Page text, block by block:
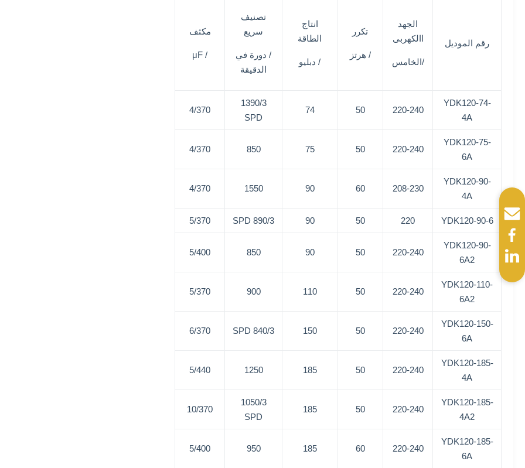
رقم الموديل
الجهد
االكهربى
/الخامس
تكرر
/ هرتز
انتاج
الطاقة
/ دبليو
تصنيف
سريع
/ دورة في
الدقيقة
مكثف
/ μF
YDK120-74-
4A
220-240
50
74
1390/3
SPD
4/370
YDK120-75-
6A
220-240
50
75
850
4/370
YDK120-90-
4A
208-230
60
90
1550
4/370
YDK120-90-6
220
50
90
890/3 SPD
5/370
YDK120-90-
6A2
220-240
50
90
850
5/400
YDK120-110-
6A2
220-240
50
110
900
5/370
YDK120-150-
6A
220-240
50
150
840/3 SPD
6/370
YDK120-185-
4A
220-240
50
185
1250
5/440
YDK120-185-
4A2
220-240
50
185
1050/3
SPD
10/370
YDK120-185-
6A
220-240
60
185
950
5/400